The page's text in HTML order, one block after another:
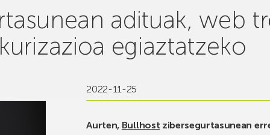
adituak, web
egiaztatzeko
2022-11-25
Aurten, Bullhost zibersegurtasunean